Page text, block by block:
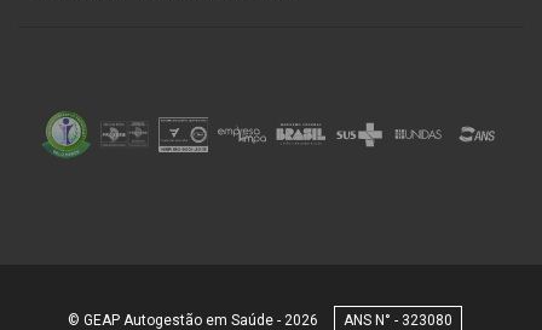
© GEAP Autogestão em Saúde - 2026 323080